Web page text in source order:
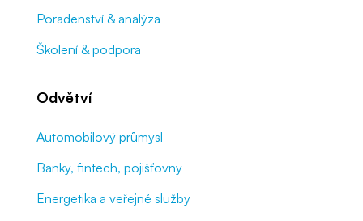
Poradenství & analýza
Školení & podpora
Odvětví
Automobilový průmysl
Banky, fintech, pojišťovny
Energetika a veřejné služby